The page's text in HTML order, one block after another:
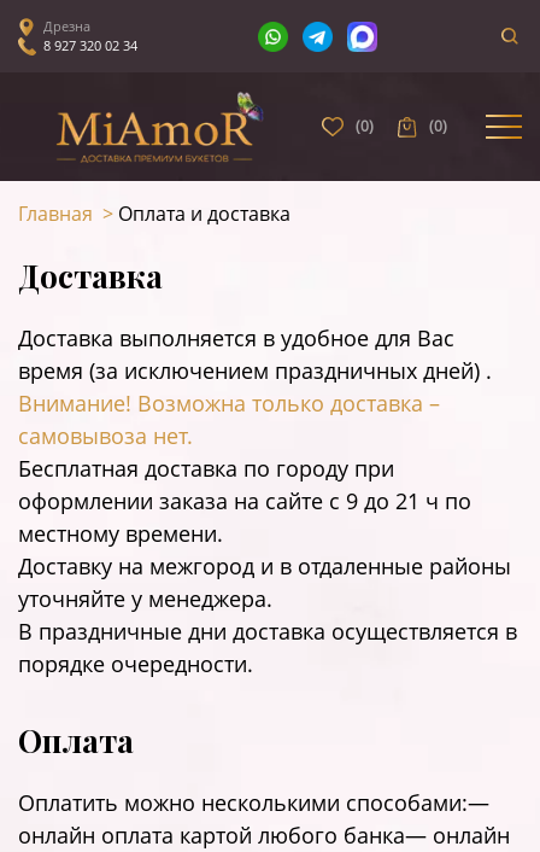
Дрезна
8 927 320 02 34
(0) (0)
Главная > Оплата и доставка
Доставка
Доставка выполняется в удобное для Вас
время (за исключением праздничных дней) .
Внимание! Возможна только доставка –
самовывоза нет.
Бесплатная доставка по городу при
оформлении заказа на сайте c 9 до 21 ч по
местному времени.
Доставку на межгород и в отдаленные районы
уточняйте у менеджера.
В праздничные дни доставка осуществляется в
порядке очередности.
Оплата
Оплатить можно несколькими способами:—
онлайн оплата картой любого банка— онлайн